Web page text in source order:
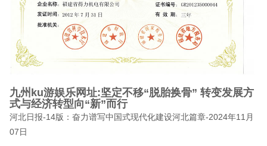
九州ku游娱乐网址:坚定不移“脱胎换骨” 转变发展方
式与经济转型向“新”而行
河北日报-14版：奋力谱写中国式现代化建设河北篇章-2024年11月
07日